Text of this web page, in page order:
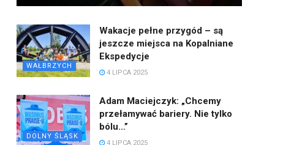
WAŁBRZYCH
Wakacje pełne przygód – są
jeszcze miejsca na Kopalniane
Ekspedycje
4 LIPCA 2025
DOLNY ŚLĄSK
Adam Maciejczyk: „Chcemy
przełamywać bariery. Nie tylko
bólu…”
4 LIPCA 2025